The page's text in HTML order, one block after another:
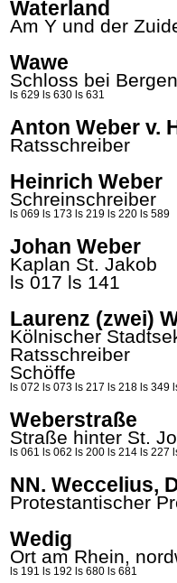
Waterland
Am Y und der
Wawe
Schloss bei
ls 629 ls 630 ls 631
Anton Weber v.
Ratsschreiber
Heinrich Weber
Schreinschreiber
ls 069 ls 173 ls 219 ls 220 ls 589
Johan Weber
Kaplan St. Jakob
ls 017 ls 141
Laurenz (zwei)
Kölnischer
Ratsschreiber
Schöffe
ls 072 ls 073 ls 217 ls 218 ls 349
Weberstraße
Straße hinter St.
ls 061 ls 062 ls 200 ls 214 ls 227
NN. Weccelius,
Protestantischer
Wedig
Ort am Rhein,
ls 191 ls 192 ls 680 ls 681